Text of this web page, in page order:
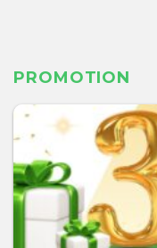
PROMOTION